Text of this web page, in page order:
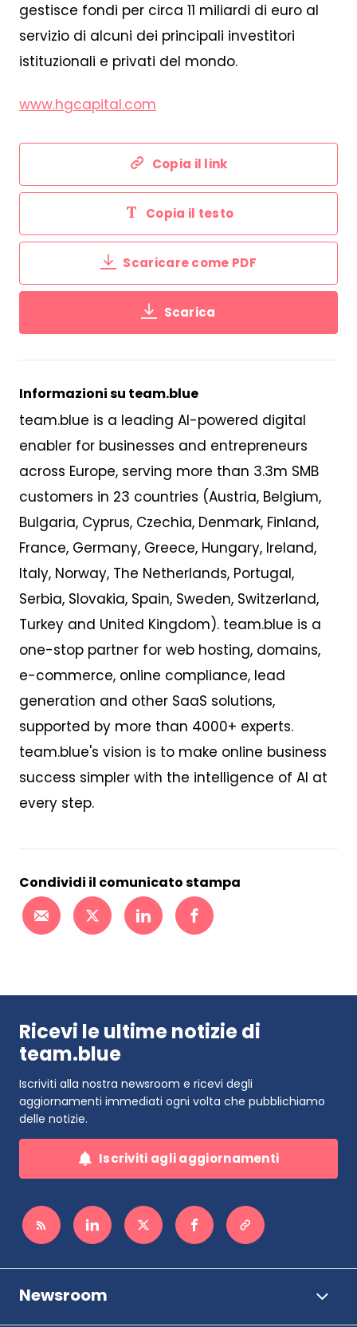
gestisce fondi per circa 11 miliardi di euro al
servizio di alcuni dei principali investitori
istituzionali e privati del mondo.
www.hgcapital.com
Copia il link
Copia il testo
Scaricare come PDF
Scarica
Informazioni su team.blue
team.blue is a leading AI-powered digital
enabler for businesses and entrepreneurs
across Europe, serving more than 3.3m SMB
customers in 23 countries (Austria, Belgium,
Bulgaria, Cyprus, Czechia, Denmark, Finland,
France, Germany, Greece, Hungary, Ireland,
Italy, Norway, The Netherlands, Portugal,
Serbia, Slovakia, Spain, Sweden, Switzerland,
Turkey and United Kingdom). team.blue is a
one-stop partner for web hosting, domains,
e-commerce, online compliance, lead
generation and other SaaS solutions,
supported by more than 4000+ experts.
team.blue's vision is to make online business
success simpler with the intelligence of AI at
every step.
Condividi il comunicato stampa
Ricevi le ultime notizie di
team.blue
Iscriviti alla nostra newsroom e ricevi degli
aggiornamenti immediati ogni volta che pubblichiamo
delle notizie.
Iscriviti agli aggiornamenti
Newsroom